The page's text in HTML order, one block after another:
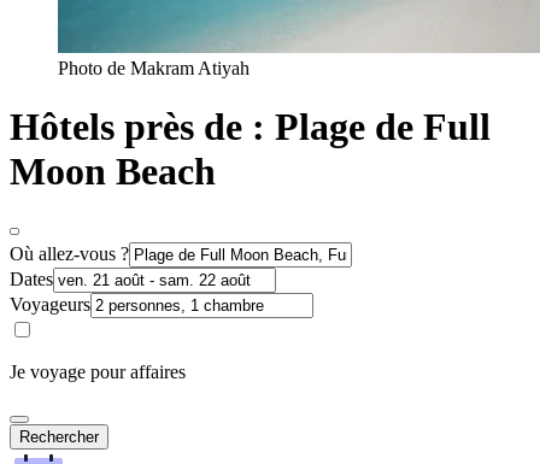
Photo de Makram Atiyah
Hôtels près de : Plage de Full
Moon Beach
Où allez-vous ?
Dates
Voyageurs
Je voyage pour affaires
Rechercher